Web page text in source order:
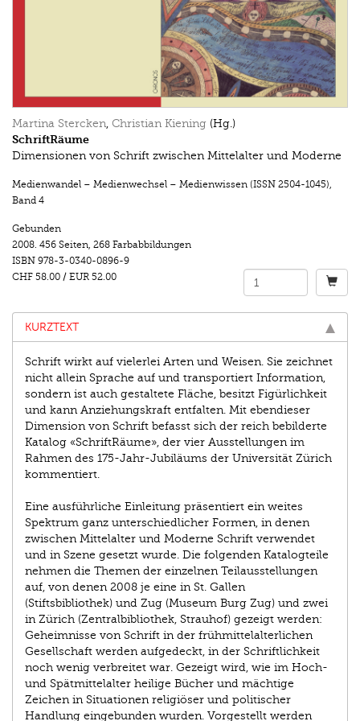
Martina Stercken, Christian Kiening (Hg.)
SchriftRäume
Dimensionen von Schrift zwischen Mittelalter und Moderne
Medienwandel – Medienwechsel – Medienwissen (ISSN 2504-1045),
Band 4
Gebunden
2008. 456 Seiten, 268 Farbabbildungen
ISBN 978-3-0340-0896-9
CHF 58.00 / EUR 52.00
KURZTEXT
Schrift wirkt auf vielerlei Arten und Weisen. Sie zeichnet
nicht allein Sprache auf und transportiert Information,
sondern ist auch gestaltete Fläche, besitzt Figürlichkeit
und kann Anziehungskraft entfalten. Mit ebendieser
Dimension von Schrift befasst sich der reich bebilderte
Katalog «SchriftRäume», der vier Ausstellungen im
Rahmen des 175-Jahr-Jubiläums der Universität Zürich
kommentiert.
Eine ausführliche Einleitung präsentiert ein weites
Spektrum ganz unterschiedlicher Formen, in denen
zwischen Mittelalter und Moderne Schrift verwendet
und in Szene gesetzt wurde. Die folgenden Katalogteile
nehmen die Themen der einzelnen Teilausstellungen
auf, von denen 2008 je eine in St. Gallen
(Stiftsbibliothek) und Zug (Museum Burg Zug) und zwei
in Zürich (Zentral­bibliothek, Strauhof) gezeigt werden:
Geheimnisse von Schrift in der frühmittelalterlichen
Gesellschaft werden aufgedeckt, in der Schriftlichkeit
noch wenig verbreitet war. Gezeigt wird, wie im Hoch-
und Spätmittelalter heilige Bücher und mächtige
Zeichen in Situationen religiöser und politischer
Handlung eingebunden wurden. Vorgestellt werden